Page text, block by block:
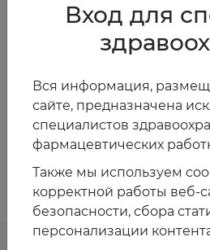
болезнь Такаясу
Показать
Вход для
Вся информация,
сайте, предназначена
специалистов
фармацевтических
Также мы используем
корректной работы веб-
безопасности, сбора
персонализации